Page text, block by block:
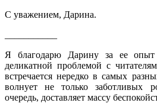
С уважением, Дарина.
Я благодарю Дарину за ее опыт
деликатной проблемой с
встречается нередко в самых
волнует не только заботливых
очередь, доставляет массу